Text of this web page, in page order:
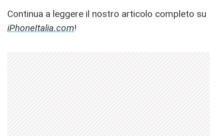
Continua a leggere il nostro articolo completo su
iPhoneItalia.com!